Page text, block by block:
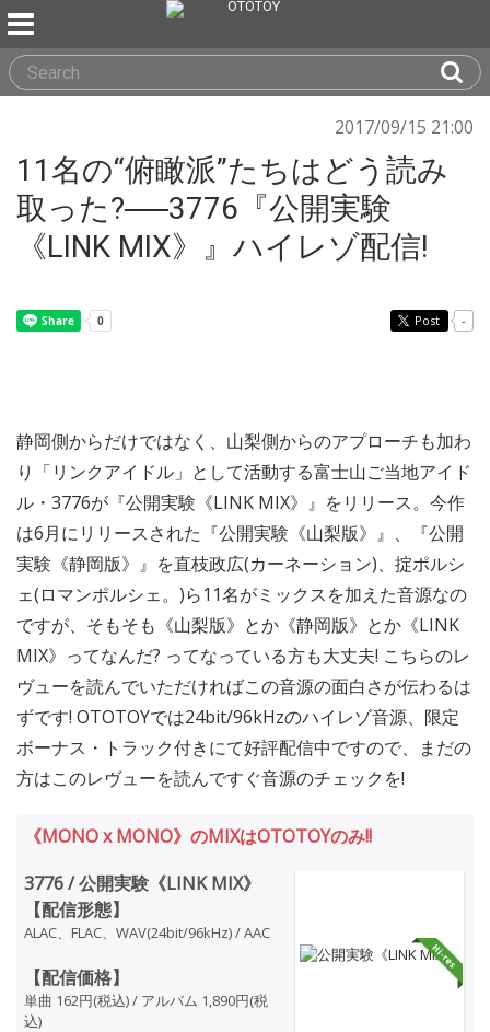
2017/09/15 21:00
11名の“俯瞰派”たちはどう読み
取った?──3776『公開実験
《LINK MIX》』ハイレゾ配信!
Post -
静岡側からだけではなく、山梨側からのアプローチも加わ
り「リンクアイドル」として活動する富士山ご当地アイド
ル・3776が『公開実験《LINK MIX》』をリリース。今作
は6月にリリースされた『公開実験《山梨版》』、『公開
実験《静岡版》』を直枝政広(カーネーション)、掟ポルシ
ェ(ロマンポルシェ。)ら11名がミックスを加えた音源なの
ですが、そもそも《山梨版》とか《静岡版》とか《LINK
MIX》ってなんだ? ってなっている方も大丈夫! こちらのレ
ヴューを読んでいただければこの音源の面白さが伝わるは
ずです! OTOTOYでは24bit/96kHzのハイレゾ音源、限定
ボーナス・トラック付きにて好評配信中ですので、まだの
方はこのレヴューを読んですぐ音源のチェックを!
《MONO x MONO》のMIXはOTOTOYのみ!!
3776 / 公開実験《LINK MIX》
【配信形態】
ALAC、FLAC、WAV(24bit/96kHz) / AAC
【配信価格】
単曲 162円(税込) / アルバム 1,890円(税
込)